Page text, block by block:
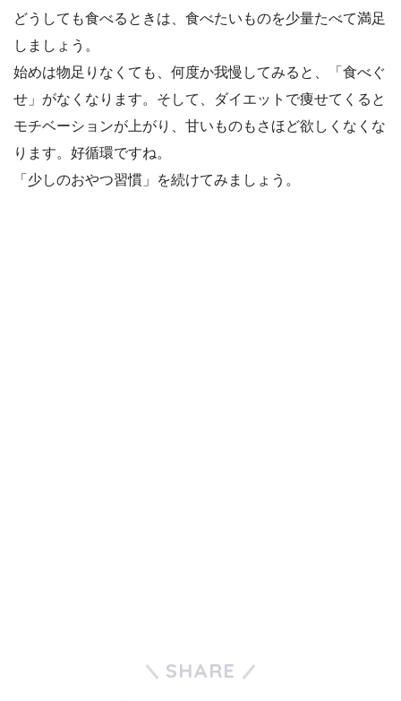
どうしても食べるときは、食べたいものを少量たべて満足
しましょう。
始めは物足りなくても、何度か我慢してみると、「食べぐ
せ」がなくなります。そして、ダイエットで痩せてくると
モチベーションが上がり、甘いものもさほど欲しくなくな
ります。好循環ですね。
「少しのおやつ習慣」を続けてみましょう。
SHARE